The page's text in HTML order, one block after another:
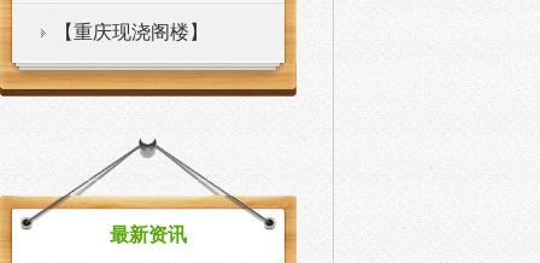
【重庆现浇阁楼】
最新资讯